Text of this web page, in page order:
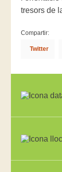
tresors de
Compartir:
Twitter